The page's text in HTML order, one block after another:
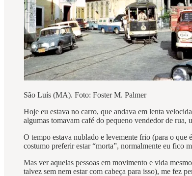
São Luís (MA). Foto: Foster M. Palmer
Hoje eu estava no carro, que andava em lenta
algumas tomavam café do pequeno vendedor de rua,
O tempo estava nublado e levemente frio (para o que
costumo preferir estar “morta”, normalmente eu fico
Mas ver aquelas pessoas em movimento e vida
talvez sem nem estar com cabeça para isso), me fez